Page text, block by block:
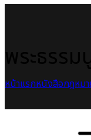
หน้าแรกหนังสือกฎหม